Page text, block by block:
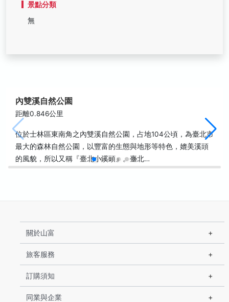
景點分類
無
內雙溪自然公園
距離0.846公里
位於士林區東南角之內雙溪自然公園，占地104公頃，為臺北市
最大的森林自然公園，以豐富的生態與地形等特色，媲美溪頭
的風貌，所以又稱『臺北小溪頭』。臺北…
關於山富
旅客服務
訂購須知
同業與企業